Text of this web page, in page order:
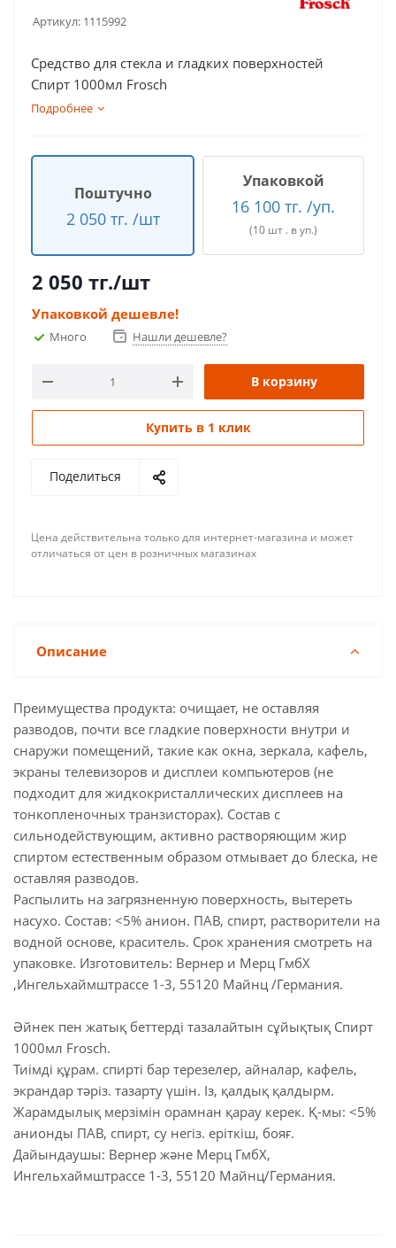
Артикул: 1115992
Средство для стекла и гладких поверхностей
Спирт 1000мл Frosch
Подробнее
Поштучно
2 050 тг. /шт
Упаковкой
16 100 тг. /уп.
(10 шт . в уп.)
2 050 тг./шт
Упаковкой дешевле!
Много Нашли дешевле?
В корзину
Купить в 1 клик
Поделиться
Цена действительна только для интернет-магазина и может
отличаться от цен в розничных магазинах
Описание
Преимущества продукта: очищает, не оставляя
разводов, почти все гладкие поверхности внутри и
снаружи помещений, такие как окна, зеркала, кафель,
экраны телевизоров и дисплеи компьютеров (не
подходит для жидкокристаллических дисплеев на
тонкопленочных транзисторах). Состав с
сильнодействующим, активно растворяющим жир
спиртом естественным образом отмывает до блеска, не
оставляя разводов.
Распылить на загрязненную поверхность, вытереть
насухо. Состав: <5% анион. ПАВ, спирт, растворители на
водной основе, краситель. Срок хранения смотреть на
упаковке. Изготовитель: Вернер и Мерц ГмбХ
,Ингельхаймштрассе 1-3, 55120 Майнц /Германия.
Әйнек пен жатық беттерді тазалайтын сұйықтық Спирт
1000мл Frosch.
Тиімді құрам. спирті бар терезелер, айналар, кафель,
экрандар тәріз. тазарту үшін. Із, қалдық қалдырм.
Жарамдылық мерзімін орамнан қарау керек. Қ-мы: <5%
анионды ПАВ, спирт, су негіз. еріткіш, бояғ.
Дайындаушы: Вернер және Мерц ГмбХ,
Ингельхаймштрассе 1-3, 55120 Майнц/Германия.